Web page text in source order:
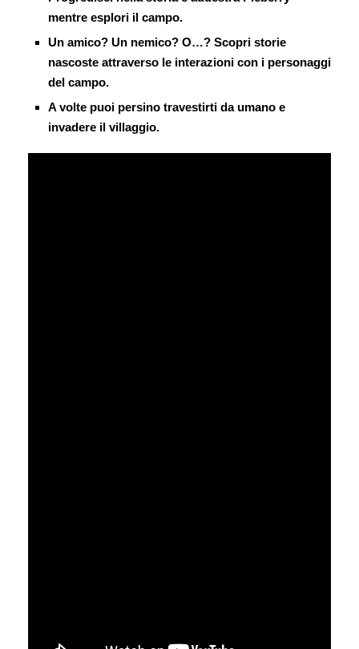
mentre esplori il campo.
Un amico? Un nemico? O…? Scopri storie
nascoste attraverso le interazioni con i personaggi
del campo.
A volte puoi persino travestirti da umano e
invadere il villaggio.